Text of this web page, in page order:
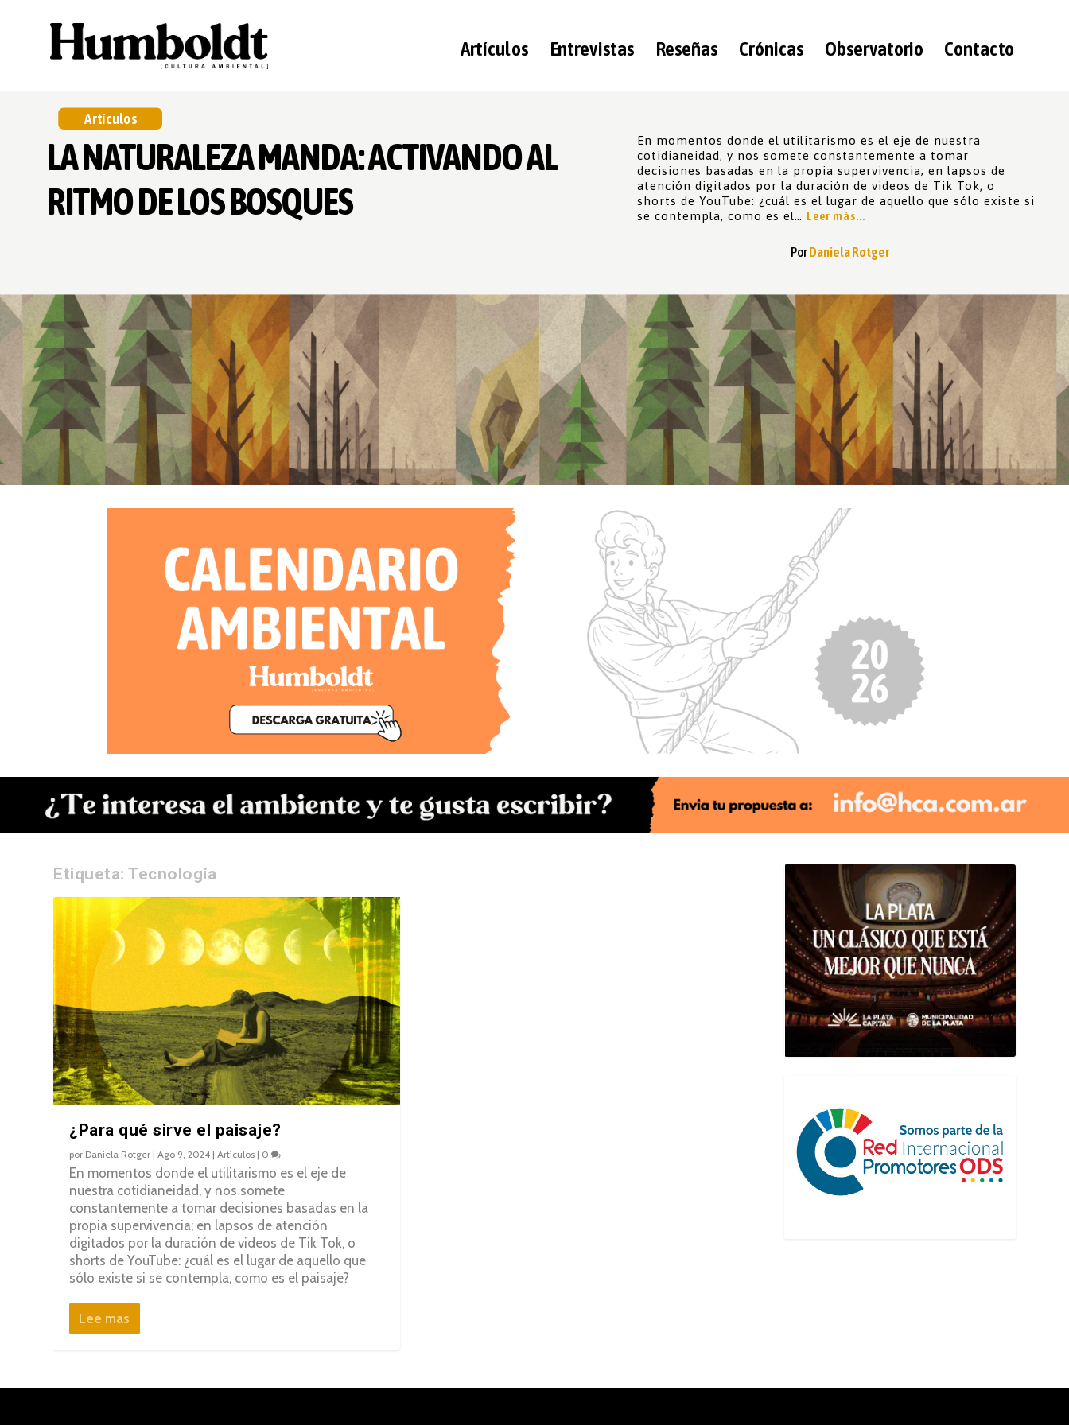
Artículos Entrevistas Reseñas Crónicas Observatorio Contacto
Artículos
LA NATURALEZA MANDA: ACTIVANDO AL
RITMO DE LOS BOSQUES
En momentos donde el utilitarismo es el eje de nuestra
cotidianeidad, y nos somete constantemente a tomar
decisiones basadas en la propia supervivencia; en lapsos de
atención digitados por la duración de videos de Tik Tok, o
shorts de YouTube: ¿cuál es el lugar de aquello que sólo existe si
se contempla, como es el… Leer más...
PorDaniela Rotger
Etiqueta:Tecnología
¿Para qué sirve el paisaje?
por Daniela Rotger |Ago 9, 2024 |Artículos | 0
En momentos donde el utilitarismo es el eje de
nuestra cotidianeidad, y nos somete
constantemente a tomar decisiones basadas en la
propia supervivencia; en lapsos de atención
digitados por la duración de videos de Tik Tok, o
shorts de YouTube: ¿cuál es el lugar de aquello que
sólo existe si se contempla, como es el paisaje?
Lee mas